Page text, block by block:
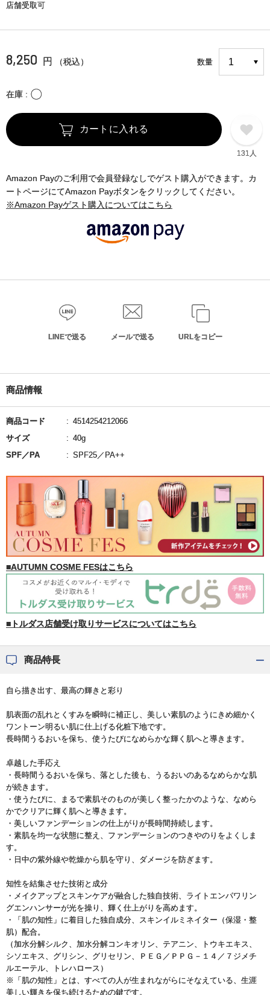
店舗受取可
8,250 円 （税込） 数量
在庫 〇
カートに入れる
131人
Amazon Payのご利用で会員登録なしでゲスト購入ができます。カ
ートページにてAmazon Payボタンをクリックしてください。
※Amazon Payゲスト購入についてはこちら
LINEで送る メールで送る URLをコピー
商品情報
商品コード
4514254212066
サイズ
40g
SPF／PA
SPF25／PA++
■AUTUMN COSME FESはこちら
■トルダス店舗受け取りサービスについてはこちら
商品特長
自ら描き出す、最高の輝きと彩り
肌表面の乱れとくすみを瞬時に補正し、美しい素肌のようにきめ細かく
ワントーン明るい肌に仕上げる化粧下地です。
長時間うるおいを保ち、使うたびになめらかな輝く肌へと導きます。
卓越した手応え
・長時間うるおいを保ち、落とした後も、うるおいのあるなめらかな肌
が続きます。
・使うたびに、まるで素肌そのものが美しく整ったかのような、なめら
かでクリアに輝く肌へと導きます。
・美しいファンデーションの仕上がりが長時間持続します。
・素肌を均一な状態に整え、ファンデーションのつきやのりをよくしま
す。
・日中の紫外線や乾燥から肌を守り、ダメージを防ぎます。
知性を結集させた技術と成分
・メイクアップとスキンケアが融合した独自技術、ライトエンパワリン
グエンハンサーが光を操り、輝く仕上がりを高めます。
・「肌の知性」に着目した独自成分、スキンイルミネイター（保湿・整
肌）配合。
（加水分解シルク、加水分解コンキオリン、テアニン、トウキエキス、
シソエキス、グリシン、グリセリン、ＰＥＧ／ＰＰＧ－１４／７ジメチ
ルエーテル、トレハロース）
※「肌の知性」とは、すべての人が生まれながらにそなえている、生涯
美しい輝きを保ち続けるための鍵です。